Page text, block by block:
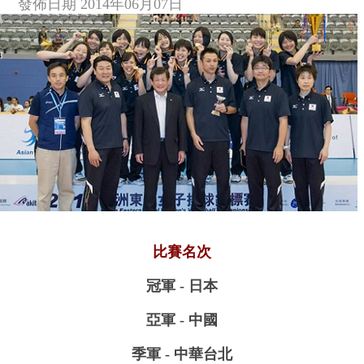
發佈日期 2014年06月07日
比賽名次
冠軍 - 日本
亞軍 - 中國
季軍 - 中華台北